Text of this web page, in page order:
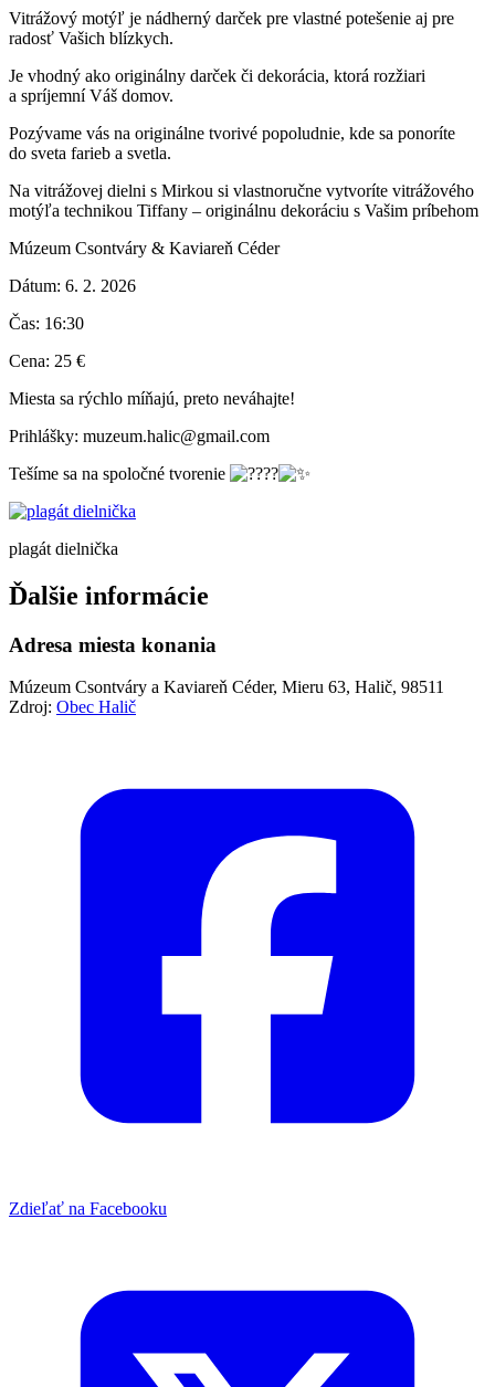
Vitrážový motýľ je nádherný darček pre vlastné potešenie aj pre
radosť Vašich blízkych.
Je vhodný ako originálny darček či dekorácia, ktorá rozžiari
a spríjemní Váš domov.
Pozývame vás na originálne tvorivé popoludnie, kde sa ponoríte
do sveta farieb a svetla.
Na vitrážovej dielni s Mirkou si vlastnoručne vytvoríte vitrážového
motýľa technikou Tiffany – originálnu dekoráciu s Vašim príbehom
Múzeum Csontváry & Kaviareň Céder
Dátum: 6. 2. 2026
Čas: 16:30
Cena: 25 €
Miesta sa rýchlo míňajú, preto neváhajte!
Prihlášky: muzeum.halic@gmail.com
Tešíme sa na spoločné tvorenie
plagát dielnička
Ďalšie informácie
Adresa miesta konania
Múzeum Csontváry a Kaviareň Céder, Mieru 63, Halič, 98511
Zdroj: Obec Halič
Zdieľať na Facebooku